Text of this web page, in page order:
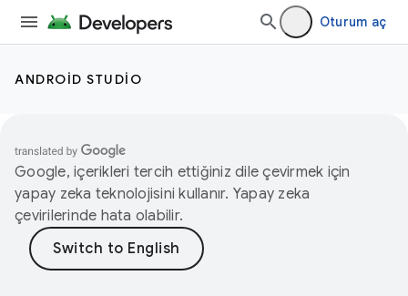
Oturum aç
ANDROID STUDIO
Google, içerikleri tercih ettiğiniz dile çevirmek için
yapay zeka teknolojisini kullanır. Yapay zeka
çevirilerinde hata olabilir.